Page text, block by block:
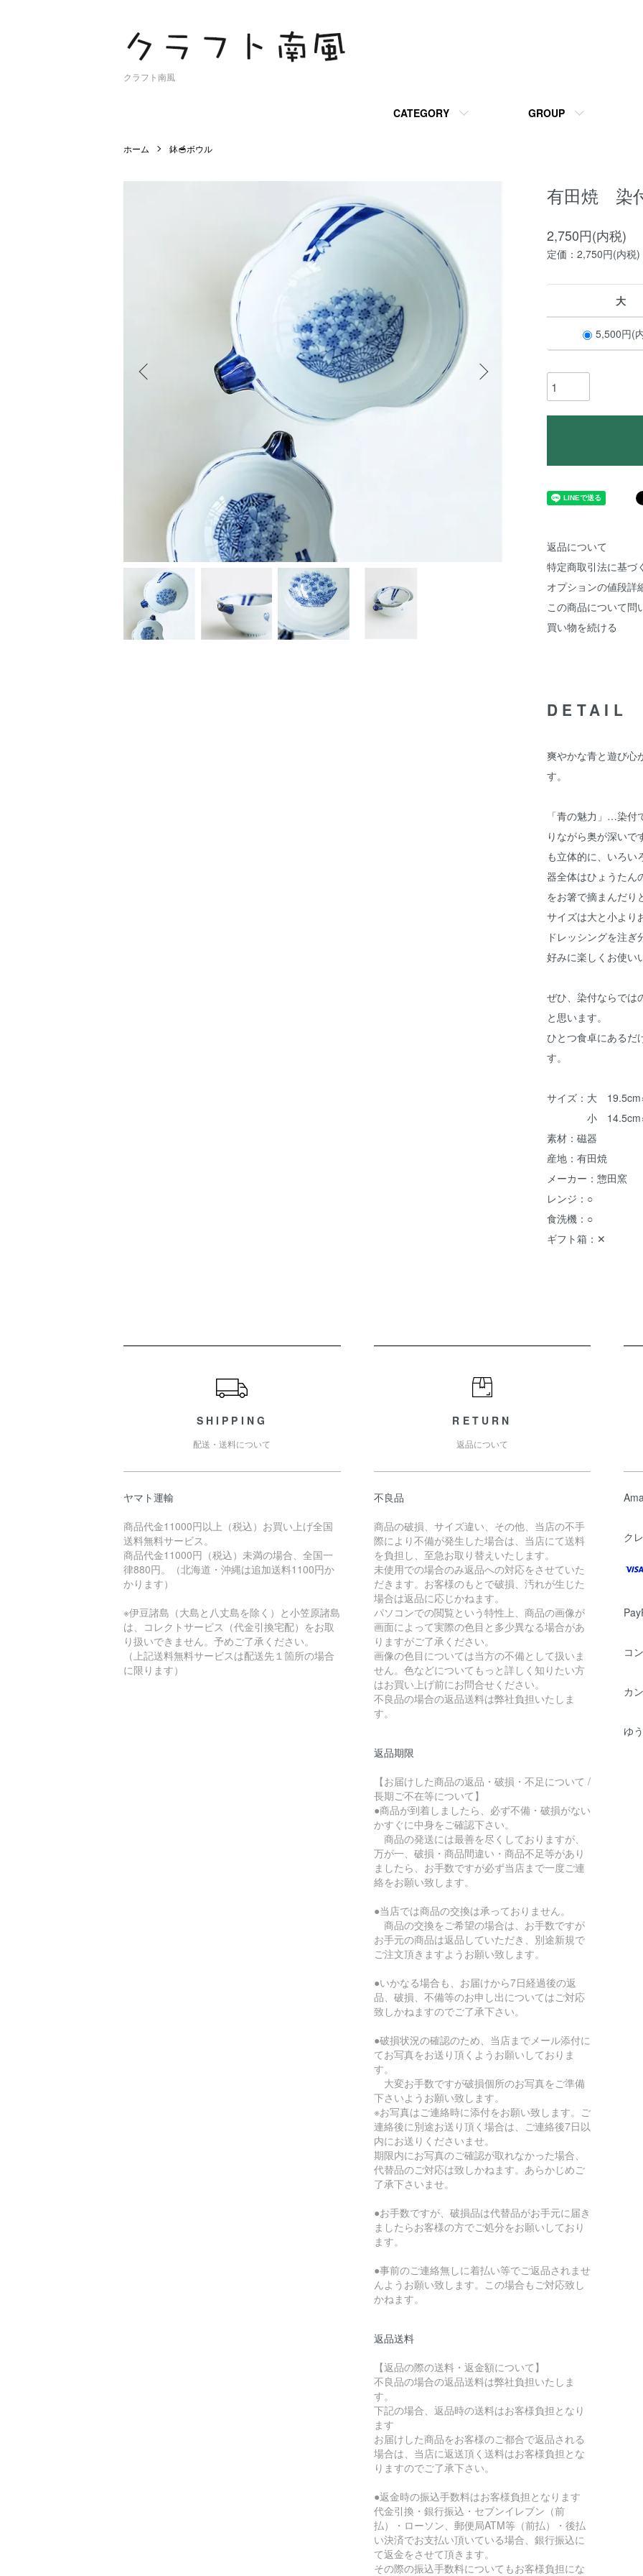
クラフト南風
CATEGORY GROUP
ホーム 鉢🥣ボウル
有田焼 染
2,750円(内税)
定価：2,750円(内税)
大
5,500円(
返品について
特定商取引法に基づ
オプションの値段詳
この商品について問
買い物を続ける
DETAIL
爽やかな青と遊び心
す。
「青の魅力」…染付
りながら奥が深いで
も立体的に、いろい
器全体はひょうたん
をお箸で摘まんだり
サイズは大と小より
ドレッシングを注
好みに楽しくお使い
ぜひ、染付ならでは
と思います。
ひとつ食卓にあるだ
す。
サイズ：大
小
素材：磁器
産地：有田焼
メーカー：惣田窯
レンジ：○
食洗機：○
ギフト箱：✕
SHIPPING
配送・送料について
ヤマト運輸
商品代金11000円以上（税込）お買い上げ全国
送料無料サービス。
商品代金11000円（税込）未満の場合、全国一
律880円。（北海道・沖縄は追加送料1100円か
かります）
※伊豆諸島（大島と八丈島を除く）と小笠原諸島
は、コレクトサービス（代金引換宅配）をお取
り扱いできません。予めご了承ください。
（上記送料無料サービスは配送先１箇所の場合
に限ります）
RETURN
返品について
不良品
商品の破損、サイズ違い、その他、当店の不手
際により不備が発生した場合は、当店にて送料
を負担し、至急お取り替えいたします。
未使用での場合のみ返品への対応をさせていた
だきます。お客様のもとで破損、汚れが生じた
場合は返品に応じかねます。
パソコンでの閲覧という特性上、商品の画像が
画面によって実際の色目と多少異なる場合があ
りますがご了承ください。
画像の色目については当方の不備として扱いま
せん。色などについてもっと詳しく知りたい方
はお買い上げ前にお問合せください。
不良品の場合の返品送料は弊社負担いたしま
す。
返品期限
【お届けした商品の返品・破損・不足について /
長期ご不在等について】
●商品が到着しましたら、必ず不備・破損がない
かすぐに中身をご確認下さい。
商品の発送には最善を尽くしておりますが、
万が一、破損・商品間違い・商品不足等があり
ましたら、お手数ですが必ず当店まで一度ご連
絡をお願い致します。
●当店では商品の交換は承っておりません。
商品の交換をご希望の場合は、お手数ですが
お手元の商品は返品していただき、別途新規で
ご注文頂きますようお願い致します。
●いかなる場合も、お届けから7日経過後の返
品、破損、不備等のお申し出についてはご対応
致しかねますのでご了承下さい。
●破損状況の確認のため、当店までメール添付に
てお写真をお送り頂くようお願いしておりま
す。
大変お手数ですが破損個所のお写真をご準備
下さいようお願い致します。
※お写真はご連絡時に添付をお願い致します。ご
連絡後に別途お送り頂く場合は、ご連絡後7日以
内にお送りくださいませ。
期限内にお写真のご確認が取れなかった場合、
代替品のご対応は致しかねます。あらかじめご
了承下さいませ。
●お手数ですが、破損品は代替品がお手元に届き
ましたらお客様の方でご処分をお願いしており
ます。
●事前のご連絡無しに着払い等でご返品されませ
んようお願い致します。この場合もご対応致し
かねます。
返品送料
【返品の際の送料・返金額について】
不良品の場合の返品送料は弊社負担いたしま
す。
下記の場合、返品時の送料はお客様負担となり
ます
お届けした商品をお客様のご都合で返品される
場合は、当店に返送頂く送料はお客様負担とな
りますのでご了承下さい。
●返金時の振込手数料はお客様負担となります
代金引換・銀行振込・セブンイレブン（前
払）・ローソン、郵便局ATM等（前払）・後払
い決済でお支払い頂いている場合、銀行振込に
て返金をさせて頂きます。
その際の振込手数料についてもお客様負担にな
ク
コ
カ
ゆ